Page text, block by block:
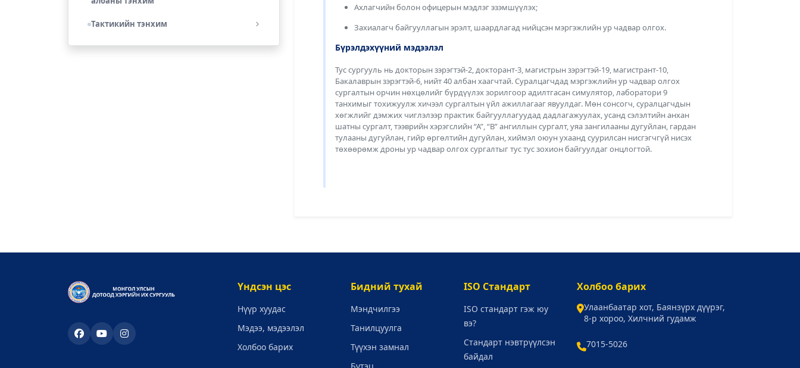
Тактикийн тэнхим
Ахлагчийн болон офицерын мэдлэг эзэмшүүлэх;
Захиалагч байгууллагын эрэлт, шаардлагад нийцсэн мэргэжлийн ур чадвар олгох.
Бүрэлдэхүүний мэдээлэл
Тус сургууль нь докторын зэрэгтэй-2, докторант-3, магистрын зэрэгтэй-19, магистрант-10,
Бакалаврын зэрэгтэй-6, нийт 40 албан хаагчтай. Суралцагчдад мэргэжлийн ур чадвар олгох
сургалтын орчин нөхцөлийг бүрдүүлэх зорилгоор адилтгасан симулятор, лаборатори 9
танхимыг тохижуулж хичээл сургалтын үйл ажиллагааг явуулдаг. Мөн сонсогч, суралцагчдын
хөгжлийг дэмжих чиглэлээр практик байгууллагуудад дадлагажуулах, усанд сэлэлтийн анхан
шатны сургалт, тээврийн хэрэгслийн “А”, “В” ангиллын сургалт, уяа зангилааны дугуйлан, гардан
тулааны дугуйлан, гийр өргөлтийн дугуйлан, хиймэл оюун ухаанд суурилсан нисгэгчгүй нисэх
төхөөрөмж дроны ур чадвар олгох сургалтыг тус тус зохион байгуулдаг онцлогтой.
Үндсэн цэс
Нүүр хуудас
Мэдээ, мэдээлэл
Холбоо барих
Бидний тухай
Мэндчилгээ
Танилцуулга
Түүхэн замнал
ISO Стандарт
ISO стандарт гэж юу
вэ?
Стандарт нэвтрүүлсэн
байдал
Холбоо барих
Улаанбаатар хот, Баянзүрх дүүрэг,
8-р хороо, Хилчний гудамж
7015-5026